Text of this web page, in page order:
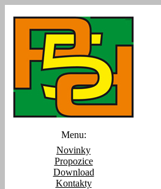
Menu:
Novinky
Propozice
Download
Kontakty